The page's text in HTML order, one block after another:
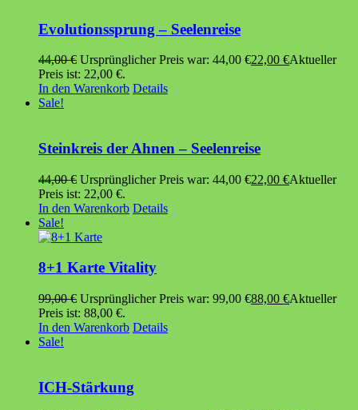
Evolutionssprung – Seelenreise
44,00€ Ursprünglicher Preis war: 44,00 €22,00 €Aktueller
Preis ist: 22,00 €.
In den Warenkorb Details
Sale!
Steinkreis der Ahnen – Seelenreise
44,00€ Ursprünglicher Preis war: 44,00 €22,00 €Aktueller
Preis ist: 22,00 €.
In den Warenkorb Details
Sale!
8+1 Karte Vitality
99,00€ Ursprünglicher Preis war: 99,00 €88,00 €Aktueller
Preis ist: 88,00 €.
In den Warenkorb Details
Sale!
ICH-Stärkung